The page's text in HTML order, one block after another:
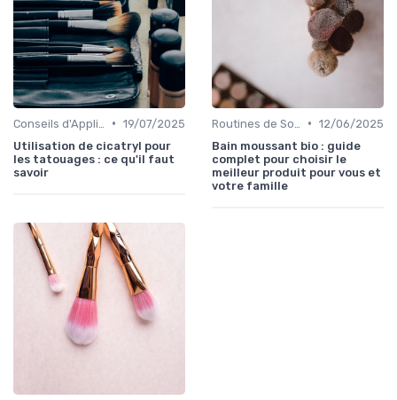
• 19/07/2025
Utilisation de cicatryl pour
les tatouages : ce qu'il faut
savoir
• 12/06/2025
Bain moussant bio : guide
complet pour choisir le
meilleur produit pour vous et
votre famille